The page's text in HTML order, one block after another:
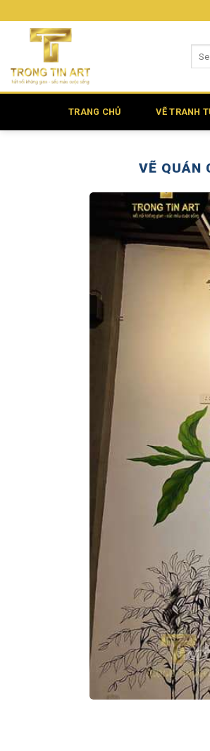
qua
TRANG CHỦ VẼ TRANH
VẼ QUÁN